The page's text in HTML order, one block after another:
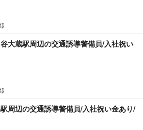
大蔵駅周辺の交通誘導警備員/入社祝い
周辺の交通誘導警備員/入社祝い金あり/